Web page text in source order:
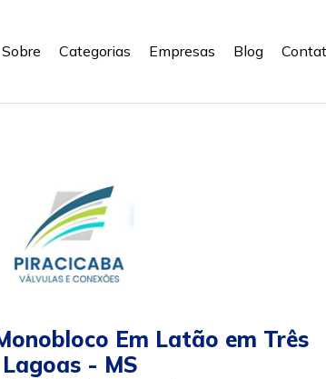
Sobre Categorias Empresas Blog
Em Latão em Três
Lagoas - MS